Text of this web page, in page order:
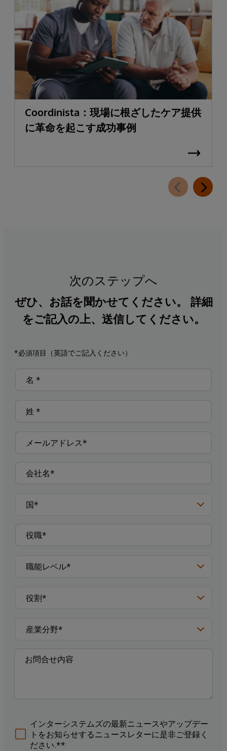
Coordinista：現場に根ざしたケア提供
に革命を起こす成功事例
次のステップへ
ぜひ、お話を聞かせてください。 詳細
をご記入の上、送信してください。
*必須項目（英語でご記入ください）
インターシステムズの最新ニュースやアップデー
トをお知らせするニュースレターに是非ご登録く
ださい.**